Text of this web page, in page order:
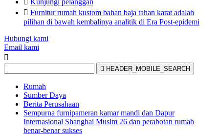
 Kunjungi pelanggan
 Furnitur rumah kustom bahan baja tahan karat adalah
pilihan di bawah kembalinya analitik di Era Post-epidemi
Hubungi kami
Email kami

 HEADER_MOBILE_SEARCH
Rumah
Sumber Daya
Berita Perusahaan
Sempurna furnipameran kamar mandi dan Dapur
Internasional Shanghai Musim 26 dan perabotan rumah
benar-benar sukses